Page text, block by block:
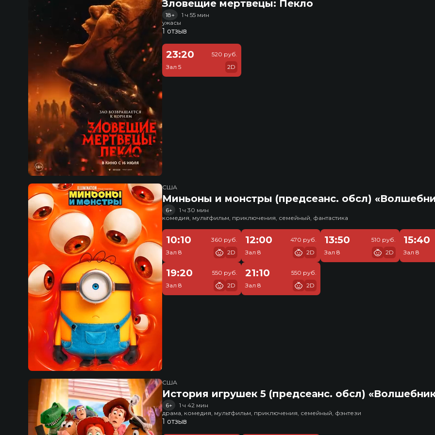
Зловещие мертвецы: Пекло
18+
1 ч 55 мин
ужасы
1 отзыв
23:20
Зал 5
520 руб.
2D
США
Миньоны и монстры (предсеанс. обсл)
6+
1 ч 30 мин
комедия, мультфильм, приключения, семейный, фантастика
10:10
Зал 8
360 руб.
2D
12:00
Зал 8
470 руб.
2D
13:50
Зал 8
510 руб.
2D
15:40
Зал 8
19:20
Зал 8
550 руб.
2D
21:10
Зал 8
550 руб.
2D
США
История игрушек 5 (предсеанс. обсл)
6+
1 ч 42 мин
драма, комедия, мультфильм, приключения, семейный, фэнтези
1 отзыв